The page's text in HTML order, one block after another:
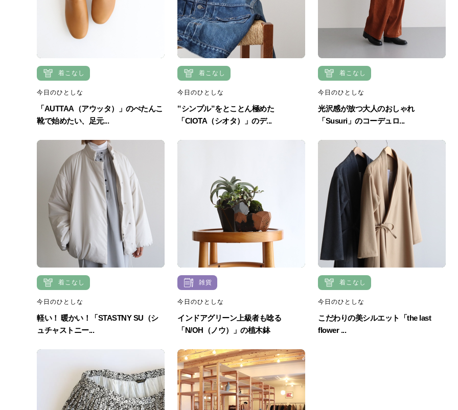
着こなし
今日のひとしな
「AUTTAA（アウッタ）」のぺたんこ
靴で始めたい、足元...
着こなし
今日のひとしな
‟シンプル”をとことん極めた
「CIOTA（シオタ）」のデ...
着こなし
今日のひとしな
光沢感が放つ大人のおしゃれ
「Susuri」のコーデュロ...
着こなし
今日のひとしな
軽い！ 暖かい！「STASTNY SU（シ
ュチャストニー...
雑貨
今日のひとしな
インドアグリーン上級者も唸る
「N/OH（ノウ）」の植木鉢
着こなし
今日のひとしな
こだわりの美シルエット「the last
flower ...